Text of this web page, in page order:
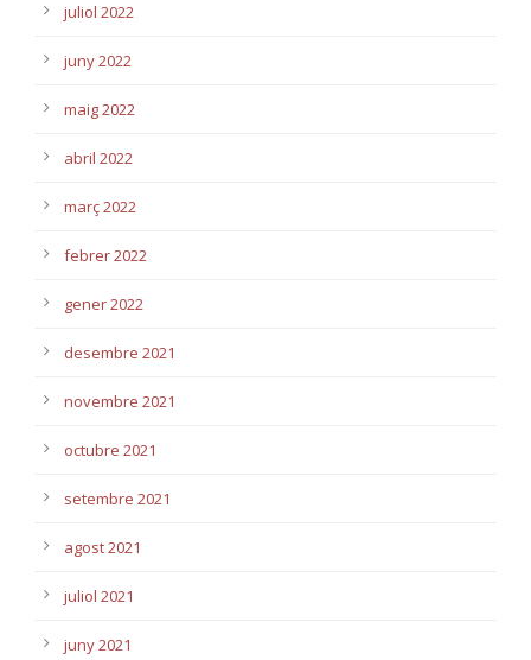
juliol 2022
juny 2022
maig 2022
abril 2022
març 2022
febrer 2022
gener 2022
desembre 2021
novembre 2021
octubre 2021
setembre 2021
agost 2021
juliol 2021
juny 2021